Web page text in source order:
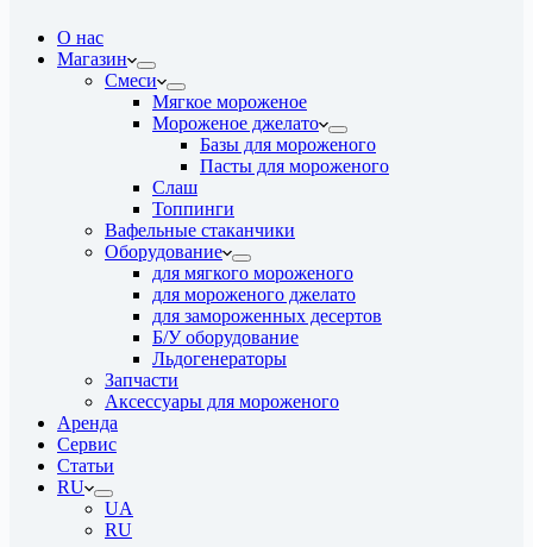
О нас
Магазин
Смеси
Мягкое мороженое
Мороженое джелато
Базы для мороженого
Пасты для мороженого
Слаш
Топпинги
Вафельные стаканчики
Оборудование
для мягкого мороженого
для мороженого джелато
для замороженных десертов
Б/У оборудование
Льдогенераторы
Запчасти
Аксессуары для мороженого
Аренда
Cервис
Статьи
RU
UA
RU